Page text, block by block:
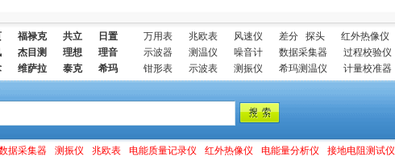
福禄克 共立
日置
杰目测 理想
理音
维萨拉 泰克 希玛
万用表 兆欧表 风速仪 差分 探头 红外热像仪
示波器
测温仪 噪音计 数据采集器 过程校验仪
钳形表
示波表 测振仪 希玛测温仪 计量校准器
据采集器 测振仪 兆欧表 电能质量记录仪 红外热像仪 电能量分析仪 接地电阻测试仪